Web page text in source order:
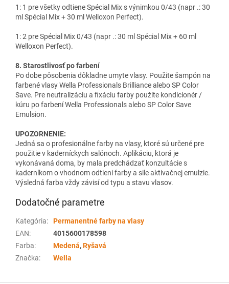
1: 1 pre všetky odtiene Spécial Mix s výnimkou 0/43 (napr .: 30
ml Spécial Mix + 30 ml Welloxon Perfect).
1: 2 pre Spécial Mix 0/43 (napr .: 30 ml Spécial Mix + 60 ml
Welloxon Perfect).
8. Starostlivosť po farbení
Po dobe pôsobenia dôkladne umyte vlasy. Použite šampón na
farbené vlasy Wella Professionals Brilliance alebo SP Color
Save. Pre neutralizáciu a fixáciu farby použite kondicionér /
kúru po farbení Wella Professionals alebo SP Color Save
Emulsion.
UPOZORNENIE:
Jedná sa o profesionálne farby na vlasy, ktoré sú určené pre
použitie v kaderníckych salónoch. Aplikáciu, ktorá je
vykonávaná doma, by mala predchádzať konzultácie s
kaderníkom o vhodnom odtieni farby a sile aktivačnej emulzie.
Výsledná farba vždy závisí od typu a stavu vlasov.
Dodatočné parametre
Kategória:
Permanentné farby na vlasy
EAN:
4015600178598
Farba: Medená,Ryšavá
Značka: Wella